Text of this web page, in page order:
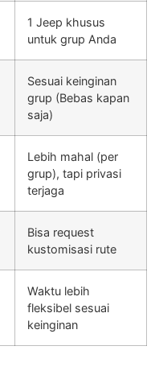
1 Jeep khusus
untuk grup Anda
Sesuai keinginan
grup (Bebas kapan
saja)
Lebih mahal (per
grup), tapi privasi
terjaga
Bisa request
kustomisasi rute
Waktu lebih
fleksibel sesuai
keinginan